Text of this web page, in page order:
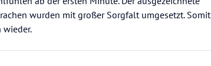
wurden mit großer Sorgfalt umgesetzt. Somit
wieder.